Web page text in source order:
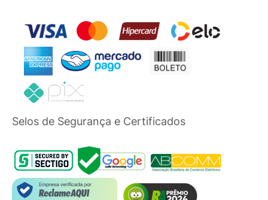
Selos de Segurança e Certificados